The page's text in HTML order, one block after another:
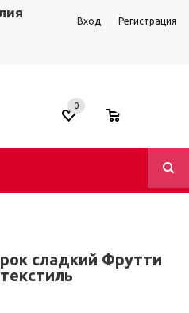
Вход Регистрация
0
сладкий Фрутти